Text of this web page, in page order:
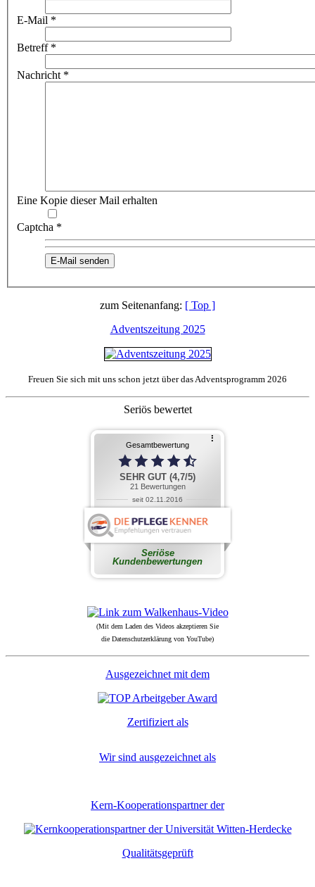
E-Mail *
Betreff*
Nachricht *
Eine Kopie dieser Mail erhalten
Captcha *
E-Mail senden
zum Seitenanfang: [ Top ]
Adventszeitung 2025
Freuen Sie sich mit uns schon jetzt über das Adventsprogramm 2026
Seriös bewertet
(Mit dem Laden des Videos akzeptieren Sie
die Datenschutzerklärung von YouTube)
Ausgezeichnet mit dem
Zertifiziert als
Wir sind ausgezeichnet als
Kern-Kooperationspartner der
Qualitätsgeprüft